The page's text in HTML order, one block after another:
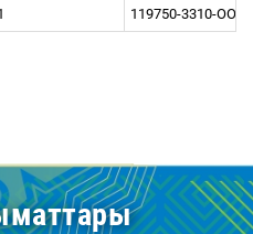
119750-3310-ООО